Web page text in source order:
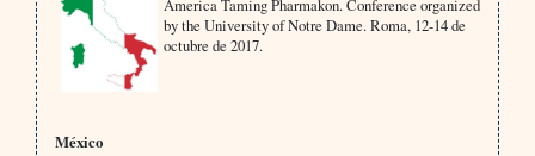
America Taming Pharmakon. Conference organized
by the University of Notre Dame. Roma, 12-14 de
octubre de 2017.
México